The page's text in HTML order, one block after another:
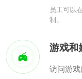
员工可以
制。
游戏和
访问游